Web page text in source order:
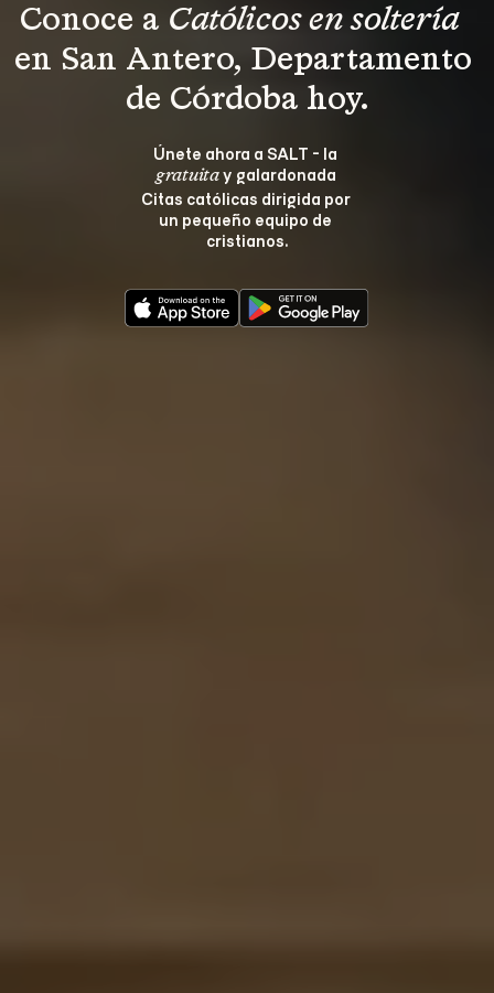
Conoce a Católicos en soltería
en San Antero, Departamento
de Córdoba hoy.
Únete ahora a SALT - la
gratuita y galardonada
Citas católicas dirigida por
un pequeño equipo de
cristianos.